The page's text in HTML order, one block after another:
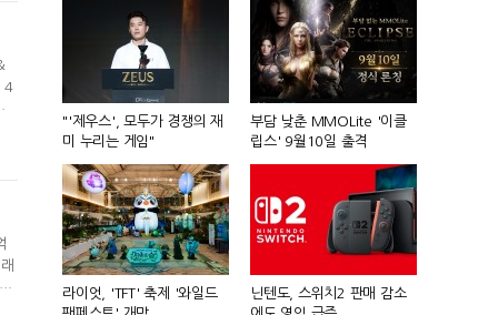
4
흑자 전
"'제우스', 모두가 경쟁의 재
미 누리는 게임"
부담 낮춘 MMOLite '이클
립스' 9월10일 출격
라이엇, 'TFT' 축제 '와일드
닌텐도, 스위치2 판매 감소